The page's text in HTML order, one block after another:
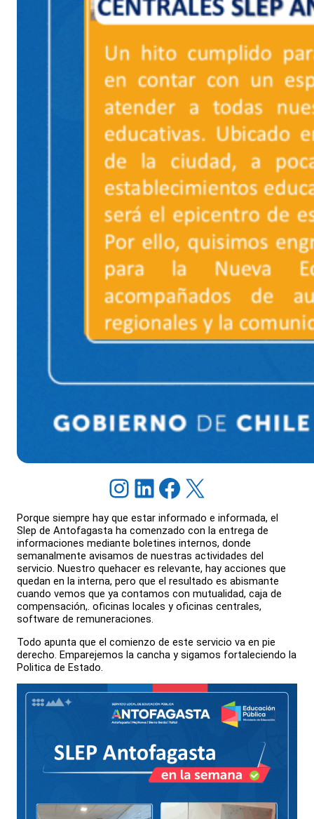
Instagram LinkedIn Facebook X
Porque siempre hay que estar informado e informada, el
Slep de Antofagasta ha comenzado con la entrega de
informaciones mediante boletines internos, donde
semanalmente avisamos de nuestras actividades del
servicio. Nuestro quehacer es relevante, hay acciones que
quedan en la interna, pero que el resultado es abismante
cuando vemos que ya contamos con mutualidad, caja de
compensación,. oficinas locales y oficinas centrales,
software de remuneraciones.
Todo apunta que el comienzo de este servicio va en pie
derecho. Emparejemos la cancha y sigamos fortaleciendo la
Politica de Estado.